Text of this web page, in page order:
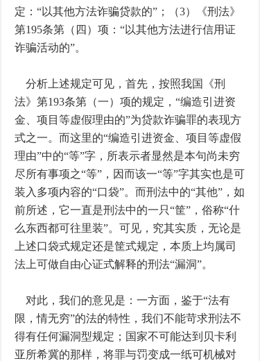
定：“以其他方法诈骗贷款的”；（3）《刑法》
第195条第（四）项：“以其他方法进行信用证
诈骗活动的”。
分析上述规定可见，首先，按照我国《刑
法》第193条第（一）项的规定，“编造引进资
金、项目等虚假理由的”为贷款诈骗罪的表现方
式之一。而这里的“编造引进资金、项目等虚假
理由”中的“等”字，所表示者显然是本句尚未穷
尽所有事项之“等”，因而该一“等”字其实也是可
装入多项内容的“口袋”。而刑法中的“其他”，如
前所述，它一直是刑法中的一只“筐”，俗称“什
么东西都可往里装”。可见，究其实质，无论是
上述口袋式规定还是筐式规定，本质上均属司
法上可做自由心证式解释的刑法“漏洞”。
对此，我们的意见是：一方面，鉴于“法有
限，情无穷”的法的特性，我们不能苛求刑法不
得有任何漏洞型规定；国家不可能达到贝卡利
亚所希冀的那样，将罪与罚变成一纸可机械对